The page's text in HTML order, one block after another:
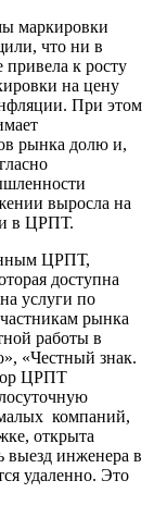
маркировки
что ни в
к росту
на цену
При этом
рынка долю и,
выросла на
в ЦРПТ.
ЦРПТ,
доступна
услуги по
рынка
работы в
«Честный знак.
ЦРПТ
компаний,
открыта
выезд инженера в
удаленно. Это